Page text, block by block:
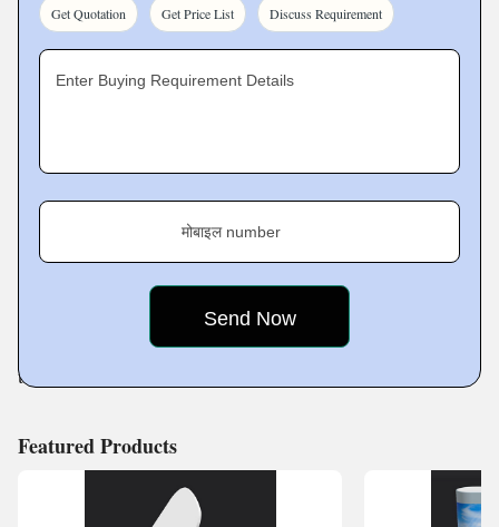
we aim to provide world-class products globally.
Our Team
cornerstone of our success, making sure we meet all our
commitments with accuracy and perfection. From
talented designers to productive production specialists
to smooth operations. Their diligence, proactive issue-
solving, and unshakeable dedication to quality allow us
to deliver outstanding
Get Quotation Get Price List Discuss Requirement
Enter Buying Requirement Details
मोबाइल number
Featured Products